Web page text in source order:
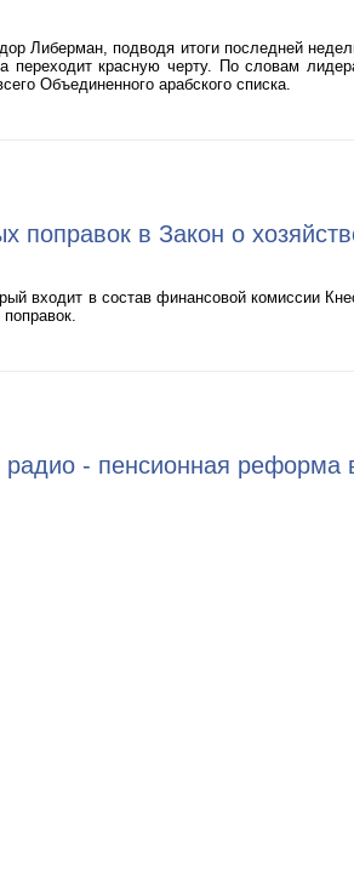
Либерман, подводя итоги последней
переходит красную черту. По словам
Объединенного арабского списка.
в Закон о
входит в состав финансовой комиссии
- пенсионная реформа